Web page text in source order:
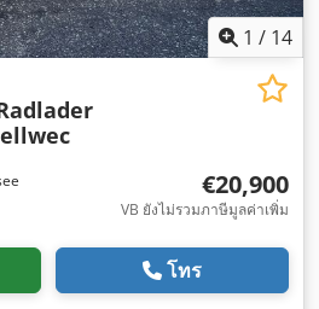
1 / 14
€20,900
VB ยังไม่รวมภาษีมูลค่าเพิ่ม
โทร